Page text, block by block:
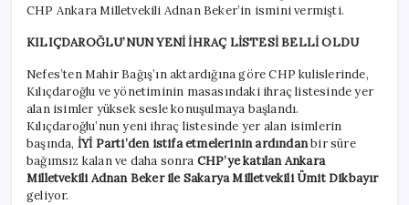
için
CHP Ankara Milletvekili Adnan Beker’in ismini vermişti.
KILIÇDAROĞLU’NUN YENİ İHRAÇ LİSTESİ BELLİ OLDU
Nefes’ten Mahir Bağış’ın aktardığına göre CHP kulislerinde,
Kılıçdaroğlu ve yönetiminin masasındaki ihraç listesinde yer
alan isimler yüksek sesle konuşulmaya başlandı.
Kılıçdaroğlu’nun yeni ihraç listesinde yer alan isimlerin
başında, İYİ Parti’den istifa etmelerinin ardındanbir süre
bağımsız kalan ve daha sonra CHP’ye katılan Ankara
Milletvekili Adnan Beker ile Sakarya Milletvekili Ümit Dikbayır
geliyor.